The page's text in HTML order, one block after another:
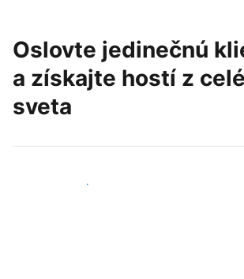
Oslovte jedinečnú
a získajte hostí z
sveta
Osloviť nových hostí